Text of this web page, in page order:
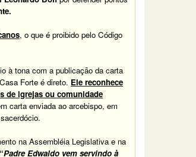
, o que é proibido pelo Código
à tona com a publicação da carta
Forte é direto. Ele reconhece
de igrejas ou comunidade
carta enviada ao arcebispo, em
na Assembléia Legislativa e na
“Padre Edwaldo vem servindo à